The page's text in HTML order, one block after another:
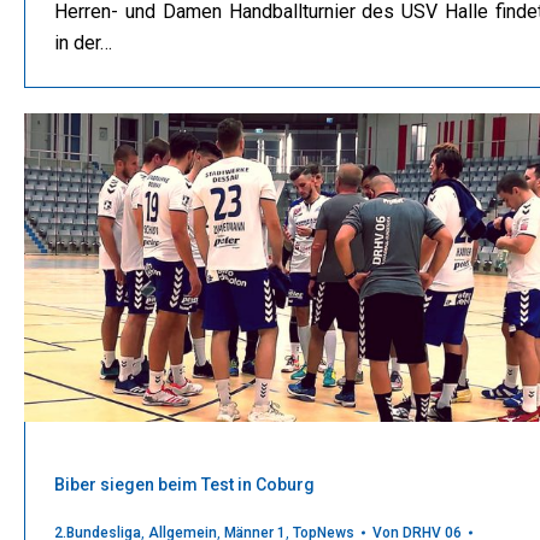
Herren- und Damen Handballturnier des USV Halle
in der…
Biber siegen beim Test in Coburg
2.Bundesliga, Allgemein, Männer 1 , TopNews Von DRHV 06